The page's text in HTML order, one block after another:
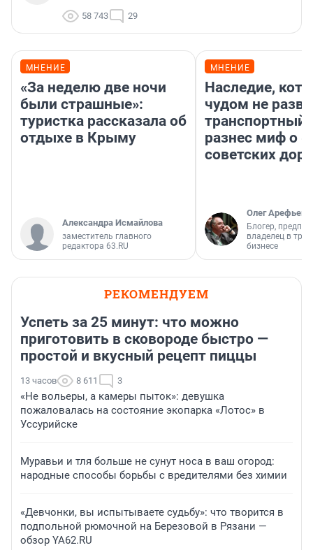
58 743 29
МНЕНИЕ
«За неделю две ночи
были страшные»:
туристка рассказала об
отдыхе в Крыму
Александра Исмайлова
заместитель главного
редактора 63.RU
МНЕНИЕ
Наследие,
чудом не
транспортный
разнес миф о
советских
Олег Арефьев
Блогер,
владелец в
бизнесе
РЕКОМЕНДУЕМ
Успеть за 25 минут: что можно
приготовить в сковороде быстро —
простой и вкусный рецепт пиццы
13 часов 8 611 3
«Не вольеры, а камеры пыток»: девушка
пожаловалась на состояние экопарка «Лотос» в
Уссурийске
Муравьи и тля больше не сунут носа в ваш огород:
народные способы борьбы с вредителями без химии
«Девчонки, вы испытываете судьбу»: что творится в
подпольной рюмочной на Березовой в Рязани —
обзор YA62.RU